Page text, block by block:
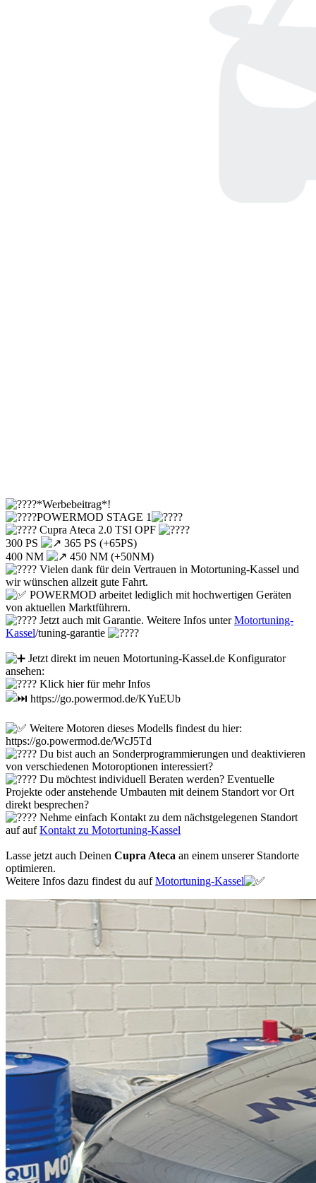
*Werbebeitrag*!
POWERMOD STAGE 1
Cupra Ateca 2.0 TSI OPF
300 PS
365 PS (+65PS)
400 NM
450 NM (+50NM)
Vielen dank für dein Vertrauen in Motortuning-Kassel und
wir wünschen allzeit gute Fahrt.
POWERMOD arbeitet lediglich mit hochwertigen Geräten
von aktuellen Marktführern.
Jetzt auch mit Garantie. Weitere Infos unterMotortuning-
Kassel/tuning-garantie
Jetzt direkt im neuen Motortuning-Kassel.de Konfigurator
ansehen:
Klick hier für mehr Infos
https://go.powermod.de/KYuEUb
Weitere Motoren dieses Modells findest du hier:
https://go.powermod.de/WcJ5Td
Du bist auch an Sonderprogrammierungen und deaktivieren
von verschiedenen Motoroptionen interessiert?
Du möchtest individuell Beraten werden? Eventuelle
Projekte oder anstehende Umbauten mit deinem Standort vor Ort
direkt besprechen?
Nehme einfach Kontakt zu dem nächstgelegenen Standort
auf aufKontakt zu Motortuning-Kassel
Lasse jetzt auch Deinen Cupra Ateca an einem unserer Standorte
optimieren.
Weitere Infos dazu findest du aufMotortuning-Kassel